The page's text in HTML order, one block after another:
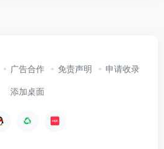
广告合作 免责声明 申请收录
添加桌面